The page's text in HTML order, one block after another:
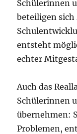
Schülerinnen
beteiligen sich
entsteht
echter
Auch das
Schülerinnen
übernehmen:
Problemen,